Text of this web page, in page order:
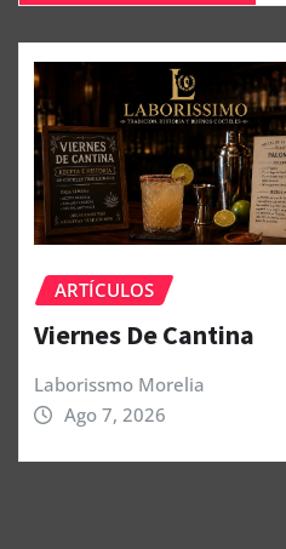
ARTÍCULOS
Viernes De Cantina
Laborissmo Morelia
Ago 7, 2026